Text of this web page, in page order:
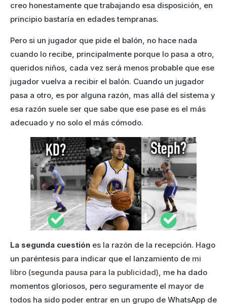
creo honestamente que trabajando esa disposición, en
principio bastaría en edades tempranas.
Pero si un jugador que pide el balón, no hace nada
cuando lo recibe, principalmente porque lo pasa a otro,
queridos niños, cada vez será menos probable que ese
jugador vuelva a recibir el balón. Cuando un jugador
pasa a otro, es por alguna razón, mas allá del sistema y
esa razón suele ser que sabe que ese pase es el más
adecuado y no solo el más cómodo.
La segunda cuestión es la razón de la recepción. Hago
un paréntesis para indicar que el lanzamiento de mi
libro (segunda pausa para la publicidad), me ha dado
momentos gloriosos, pero seguramente el mayor de
todos ha sido poder entrar en un grupo de WhatsApp de